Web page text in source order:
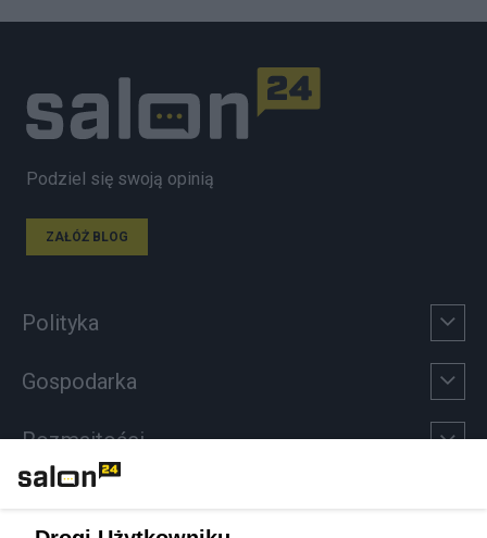
Podziel się swoją opinią
ZAŁÓŻ BLOG
Polityka
Gospodarka
Rozmaitości